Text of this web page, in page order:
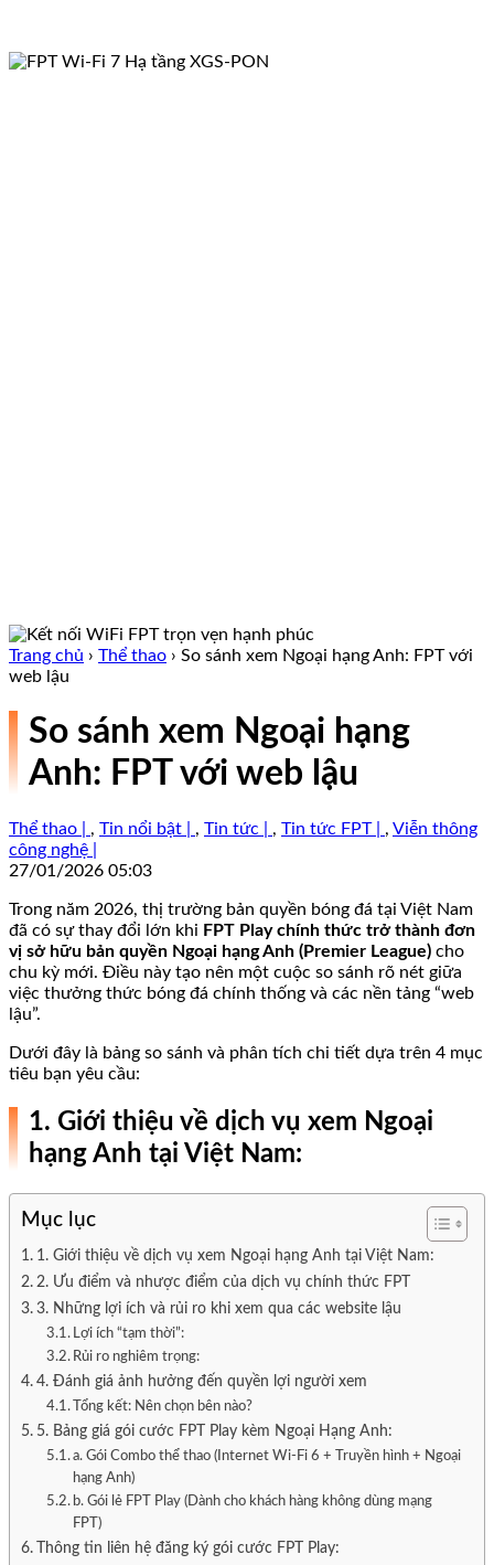
Trang chủ › Thể thao › So sánh xem Ngoại hạng Anh: FPT với
web lậu
So sánh xem Ngoại hạng
Anh: FPT với web lậu
Thể thao | , Tin nổi bật | , Tin tức | , Tin tức FPT | , Viễn thông
công nghệ |
27/01/2026 05:03
Trong năm 2026, thị trường bản quyền bóng đá tại Việt Nam
đã có sự thay đổi lớn khi FPT Play chính thức trở thành đơn
vị sở hữu bản quyền Ngoại hạng Anh (Premier League) cho
chu kỳ mới. Điều này tạo nên một cuộc so sánh rõ nét giữa
việc thưởng thức bóng đá chính thống và các nền tảng “web
lậu”.
Dưới đây là bảng so sánh và phân tích chi tiết dựa trên 4 mục
tiêu bạn yêu cầu:
1. Giới thiệu về dịch vụ xem Ngoại
hạng Anh tại Việt Nam:
Mục lục
1. Giới thiệu về dịch vụ xem Ngoại hạng Anh tại Việt Nam:
2. Ưu điểm và nhược điểm của dịch vụ chính thức FPT
3. Những lợi ích và rủi ro khi xem qua các website lậu
Lợi ích “tạm thời”:
Rủi ro nghiêm trọng:
4. Đánh giá ảnh hưởng đến quyền lợi người xem
Tổng kết: Nên chọn bên nào?
5. Bảng giá gói cước FPT Play kèm Ngoại Hạng Anh:
a. Gói Combo thể thao (Internet Wi-Fi 6 + Truyền hình + Ngoại
hạng Anh)
b. Gói lẻ FPT Play (Dành cho khách hàng không dùng mạng
FPT)
Thông tin liên hệ đăng ký gói cước FPT Play: